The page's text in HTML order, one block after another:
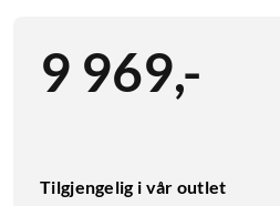
9 969,-
Tilgjengelig i vår outlet